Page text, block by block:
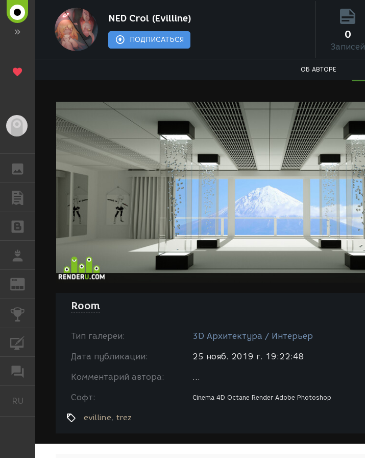
ГАЛЕРЕЯ
ПУБЛИКАЦИИ
REN
КОНКУРСЫ
RU
NED Crol (Evilline)
ПОДПИСАТЬСЯ 0
Записей
ОБ АВТОРЕ
Room
Тип галереи: 3D Архитектура / Интерьер
Дата публикации: 25 нояб. 2019 г. 19:22:48
Комментарий автора: ...
Софт: Cinema 4D Octane RenderAdobe Photoshop
evilline trez